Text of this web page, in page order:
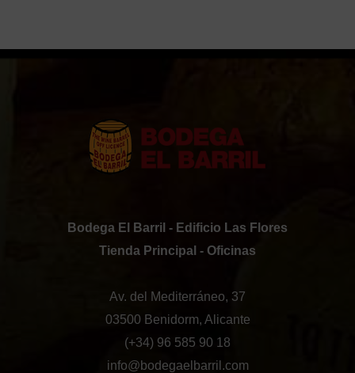
Bodega El Barril - Edificio Las Flores
Tienda Principal - Oficinas
Av. del Mediterráneo, 37
03500 Benidorm, Alicante
(+34) 96 585 90 18
info@bodegaelbarril.com